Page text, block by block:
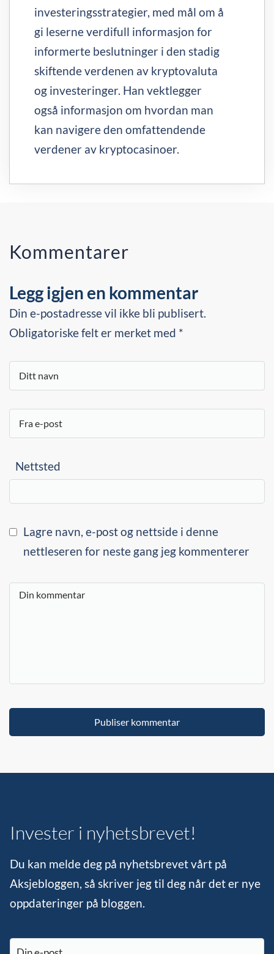
investeringsstrategier, med mål om å
gi leserne verdifull informasjon for
informerte beslutninger i den stadig
skiftende verdenen av kryptovaluta
og investeringer. Han vektlegger
også informasjon om hvordan man
kan navigere den omfattendende
verdener av kryptocasinoer.
Kommentarer
Legg igjen en kommentar
Din e-postadresse vil ikke bli publisert.
Obligatoriske felt er merket med *
Nettsted
Lagre navn, e-post og nettside i denne
nettleseren for neste gang jeg kommenterer
Invester i nyhetsbrevet!
Du kan melde deg på nyhetsbrevet vårt på
Aksjebloggen, så skriver jeg til deg når det er nye
oppdateringer på bloggen.